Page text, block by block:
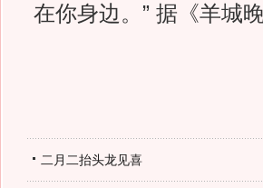
在你身边。” 据《羊城晚
二月二抬头龙见喜